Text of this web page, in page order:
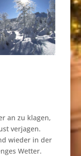
an zu klagen,
verjagen.
wieder in der
Wetter.